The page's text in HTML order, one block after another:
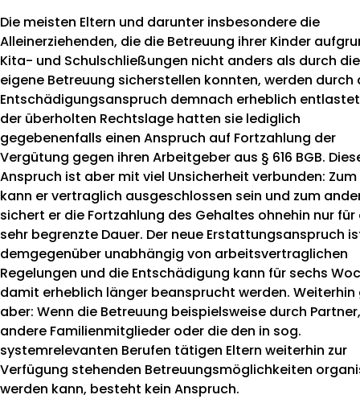
Die meisten Eltern und darunter insbesondere die
Alleinerziehenden, die die Betreuung ihrer Kinder
Kita- und Schulschließungen nicht anders als durch die
eigene Betreuung sicherstellen konnten, werden durch
Entschädigungsanspruch demnach erheblich
der überholten Rechtslage hatten sie lediglich
gegebenenfalls einen Anspruch auf Fortzahlung der
Vergütung gegen ihren Arbeitgeber aus § 616 BGB.
Anspruch ist aber mit viel Unsicherheit verbunden: Zum
kann er vertraglich ausgeschlossen sein und zum
sichert er die Fortzahlung des Gehaltes ohnehin nur für
sehr begrenzte Dauer. Der neue Erstattungsanspruch
demgegenüber unabhängig von arbeitsvertraglichen
Regelungen und die Entschädigung kann für sechs
damit erheblich länger beansprucht werden. Weiterhin
aber: Wenn die Betreuung beispielsweise durch Partner,
andere Familienmitglieder oder die den in sog.
systemrelevanten Berufen tätigen Eltern weiterhin zur
Verfügung stehenden Betreuungsmöglichkeiten
werden kann, besteht kein Anspruch.